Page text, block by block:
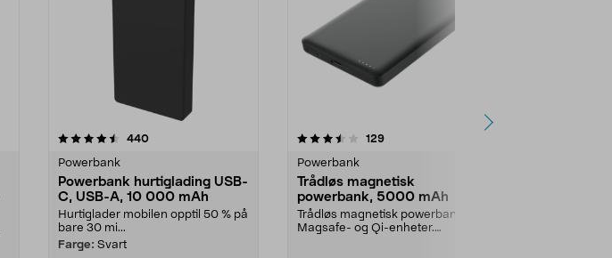
440anmeldelser
Powerbank
Powerbank hurtiglading USB-
C, USB-A, 10 000 mAh
Hurtiglader mobilen opptil 50 % på
bare 30 mi...
Farge: Svart
3.5 av 5 stjerner 129anmeldelser
Powerbank
Trådløs magnetisk
powerbank, 5000 mAh
Trådløs magnetisk powerbank for
Magsafe- og Qi-enheter.
4.5 av 5 stjerner